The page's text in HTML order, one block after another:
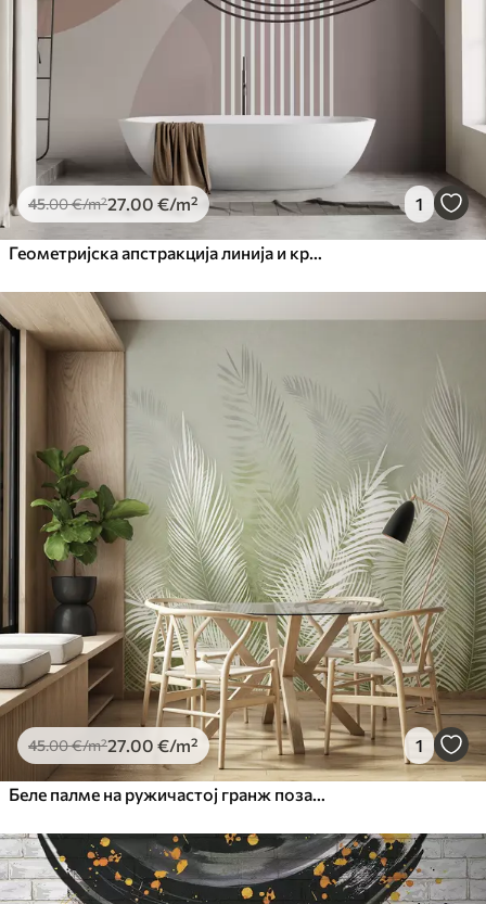
45.00€/m²27 .00 €/m² 1
45.00€/m²27 .00 €/m² 1